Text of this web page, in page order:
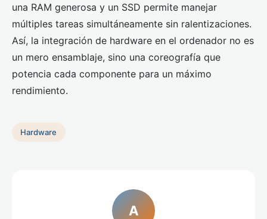
una RAM generosa y un SSD permite manejar
múltiples tareas simultáneamente sin ralentizaciones.
Así, la integración de hardware en el ordenador no es
un mero ensamblaje, sino una coreografía que
potencia cada componente para un máximo
rendimiento.
Hardware
A